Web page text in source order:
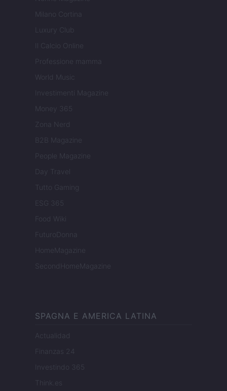
Milano Cortina
Luxury Club
Il Calcio Online
Professione mamma
World Music
Investimenti Magazine
Money 365
Zona Nerd
B2B Magazine
People Magazine
Day Travel
Tutto Gaming
ESG 365
Food Wiki
FuturoDonna
HomeMagazine
SecondHomeMagazine
SPAGNA E AMERICA LATINA
Actualidad
Finanzas 24
Investindo 365
Think.es